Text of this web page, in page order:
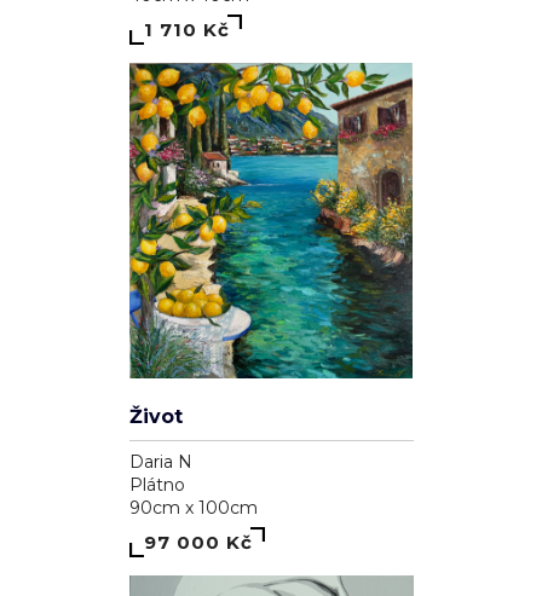
1 710 Kč
Život
Daria N
Plátno
90cm x 100cm
97 000 Kč